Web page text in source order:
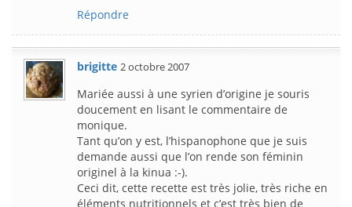
Répondre
brigitte 2 octobre 2007
Mariée aussi à une syrien d’origine je souris
doucement en lisant le commentaire de
monique.
Tant qu’on y est, l’hispanophone que je suis
demande aussi que l’on rende son féminin
originel à la kinua :-).
Ceci dit, cette recette est très jolie, très riche en
éléments nutritionnels et c’est très bien de